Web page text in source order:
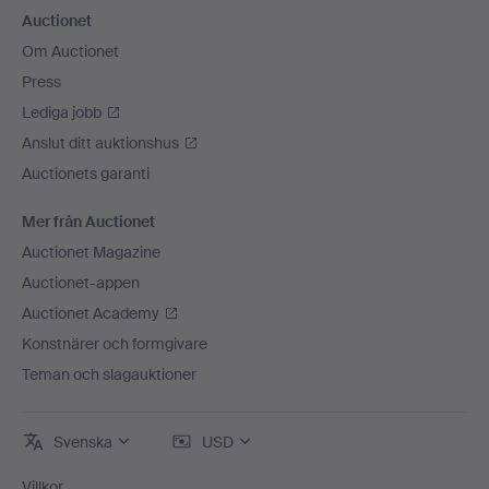
Auctionet
Om Auctionet
Press
Lediga jobb
Anslut ditt auktionshus
Auctionets garanti
Mer från Auctionet
Auctionet Magazine
Auctionet-appen
Auctionet Academy
Konstnärer och formgivare
Teman och slagauktioner
Svenska USD